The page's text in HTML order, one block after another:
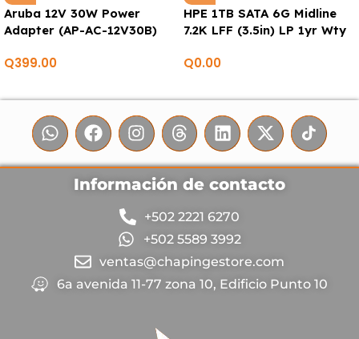
Aruba 12V 30W Power
Adapter (AP-AC-12V30B)
Q399.00
HPE 1TB SATA 6G Midline
7.2K LFF (3.5in) LP 1yr Wty
HDD
Q0.00
Información de contacto
+502 2221 6270
+502 5589 3992
ventas@chapingestore.com
6a avenida 11-77 zona 10, Edificio Punto 10